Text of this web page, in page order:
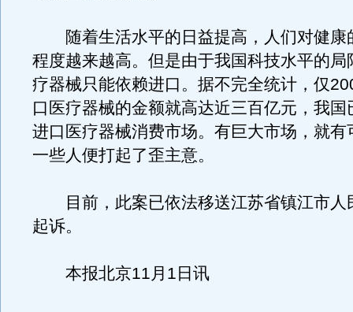
随着生活水平的日益提高，人们对健康
程度越来越高。但是由于我国科技水平的局
疗器械只能依赖进口。据不完全统计，仅
口医疗器械的金额就高达近三百亿元，我国
进口医疗器械消费市场。有巨大市场，就有
一些人便打起了歪主意。
目前，此案已依法移送江苏省镇江市人
起诉。
本报北京11月1日讯